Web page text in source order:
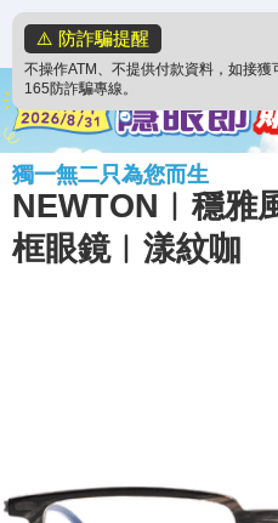
⚠️ 防詐騙提醒
不操作ATM、不提供付款資料，如接
165防詐騙專線。
獨一無二只為您而生
NEWTON︱穩雅
框眼鏡︱漾紋咖